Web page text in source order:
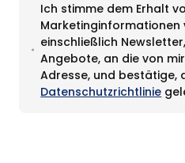
Ich stimme dem Erhalt
Marketinginformationen
einschließlich
Angebote, an die von
Adresse, und bestätige,
Datenschutzrichtlinie